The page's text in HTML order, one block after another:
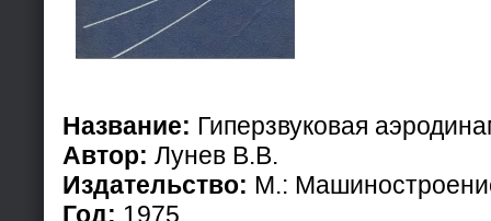
Название: Гиперзвуковая
Автор: Лунев В.В.
Издательство: М.:
Год: 1975